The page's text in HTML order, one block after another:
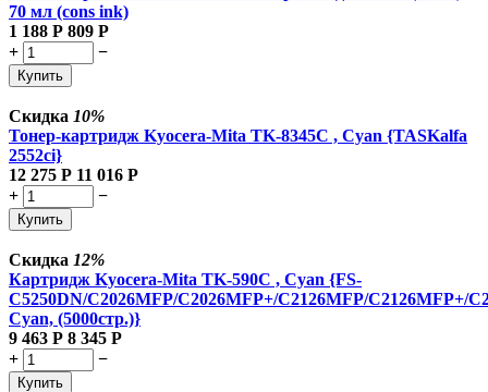
70 мл (cons ink)
1 188 Р 809 Р
+
−
Купить
Скидка 10%
Тонер-картридж Kyocera-Mita TK-8345C , Cyan {TASKalfa
2552ci}
12 275 Р 11 016 Р
+
−
Купить
Скидка 12%
Картридж Kyocera-Mita TK-590C , Cyan {FS-
C5250DN/C2026MFP/C2026MFP+/C2126MFP/C2126MFP+/
Cyan, (5000стр.)}
9 463 Р 8 345 Р
+
−
Купить